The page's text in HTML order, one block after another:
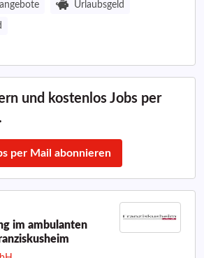
Urlaubsgeld
und kostenlos Jobs per
per Mail abonnieren
im ambulanten